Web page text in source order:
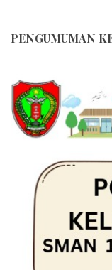
PENGUMUMAN